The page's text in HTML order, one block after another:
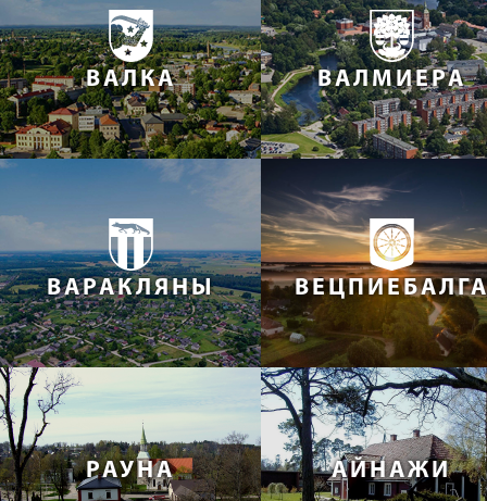
ВАЛКА ВАЛМИЕРА
ВАРАКЛЯНЫ
РАУНА АЙНАЖИ